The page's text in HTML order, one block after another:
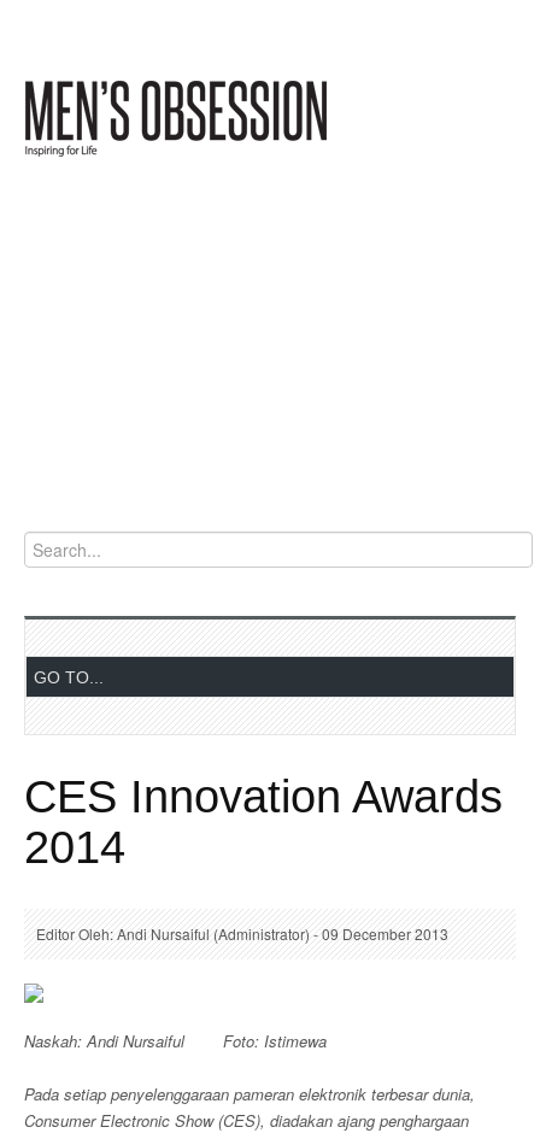
CES Innovation Awards
2014
Editor Oleh: Andi Nursaiful (Administrator) - 09 December 2013
Naskah: Andi Nursaiful Foto: Istimewa
Pada setiap penyelenggaraan pameran elektronik terbesar dunia,
Consumer Electronic Show (CES), diadakan ajang penghargaan